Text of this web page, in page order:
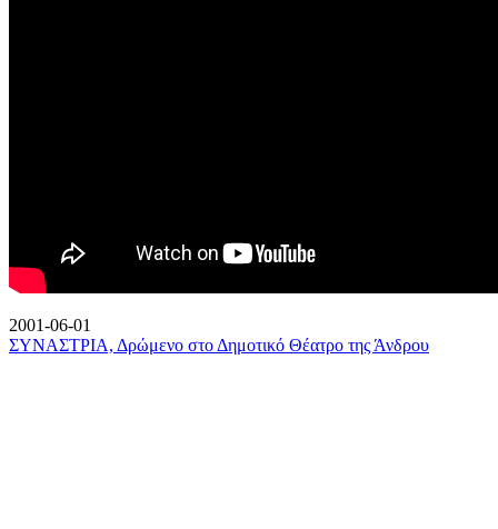
2001-06-01
ΣΥΝΑΣΤΡΙΑ, Δρώμενο στο Δημοτικό Θέατρο της Άνδρου